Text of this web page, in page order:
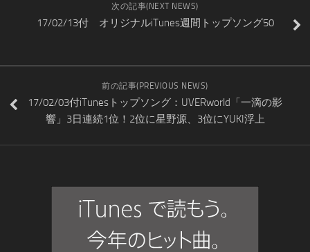
次の記事(NEXT NEWS)
17/02/13付 オリジナルiTunes週間トップソング50
前の記事(PREVIOUS NEWS)
17/02/03付iTunesトップソング：UVERworld「一滴の影
響」3日連続1位！2位に星野源、3位にYUKI浮上